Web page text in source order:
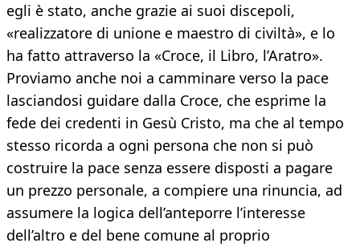
egli è stato, anche grazie ai suoi discepoli,
«realizzatore di unione e maestro di civiltà», e lo
ha fatto attraverso la «Croce, il Libro, l’Aratro».
Proviamo anche noi a camminare verso la pace
lasciandosi guidare dalla Croce, che esprime la
fede dei credenti in Gesù Cristo, ma che al tempo
stesso ricorda a ogni persona che non si può
costruire la pace senza essere disposti a pagare
un prezzo personale, a compiere una rinuncia, ad
assumere la logica dell’anteporre l’interesse
dell’altro e del bene comune al proprio